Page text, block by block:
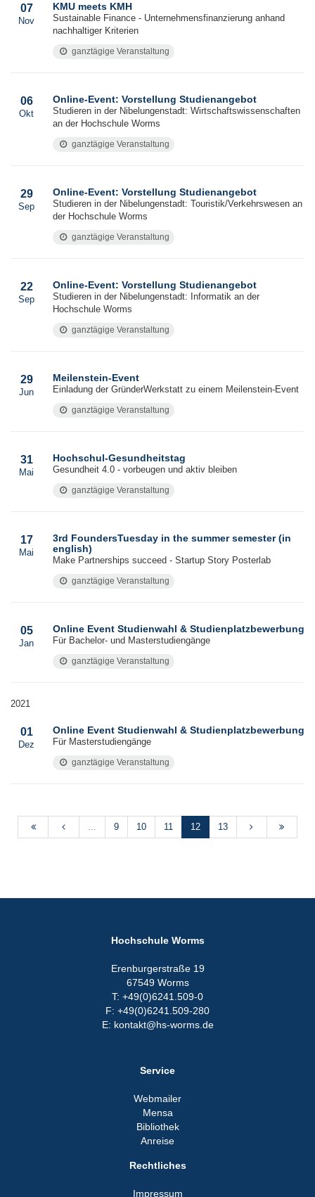
07
Nov
KMU meets KMH
Sustainable Finance - Unternehmensfinanzierung anhand
nachhaltiger Kriterien
ganztägige Veranstaltung
06
Okt
Online-Event: Vorstellung Studienangebot
Studieren in der Nibelungenstadt: Wirtschaftswissenschaften
an der Hochschule Worms
ganztägige Veranstaltung
29
Sep
Online-Event: Vorstellung Studienangebot
Studieren in der Nibelungenstadt: Touristik/Verkehrswesen an
der Hochschule Worms
ganztägige Veranstaltung
22
Sep
Online-Event: Vorstellung Studienangebot
Studieren in der Nibelungenstadt: Informatik an der
Hochschule Worms
ganztägige Veranstaltung
29
Jun
Meilenstein-Event
Einladung der GründerWerkstatt zu einem Meilenstein-Event
ganztägige Veranstaltung
31
Mai
Hochschul-Gesundheitstag
Gesundheit 4.0 - vorbeugen und aktiv bleiben
ganztägige Veranstaltung
17
Mai
3rd FoundersTuesday in the summer semester (in
english)
Make Partnerships succeed - Startup Story Posterlab
ganztägige Veranstaltung
05
Jan
Online Event Studienwahl & Studienplatzbewerbung
Für Bachelor- und Masterstudiengänge
ganztägige Veranstaltung
2021
01
Dez
Online Event Studienwahl & Studienplatzbewerbung
Für Masterstudiengänge
ganztägige Veranstaltung
... 9 10 11 12 13
Hochschule Worms
Erenburgerstraße 19
67549 Worms
T: +49(0)6241.509-0
F: +49(0)6241.509-280
E: kontakt@hs-worms.de
Service
Webmailer
Mensa
Bibliothek
Anreise
Rechtliches
Impressum